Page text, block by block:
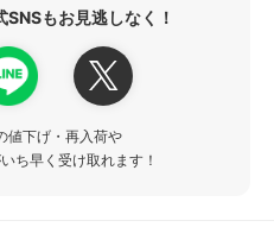
もお見逃しなく！
値下げ・再入荷や
ち早く受け取れます！